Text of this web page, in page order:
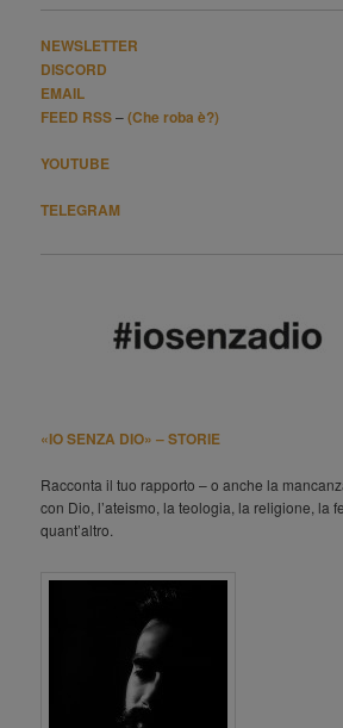
NEWSLETTER
DISCORD
EMAIL
FEED RSS–(Che roba è?)
YOUTUBE
TELEGRAM
«IO SENZA DIO» – STORIE
Racconta il tuo rapporto – o anche la
con Dio, l’ateismo, la teologia, la religione, la
quant’altro.